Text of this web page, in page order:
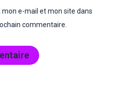
e-mail et mon site dans
commentaire.